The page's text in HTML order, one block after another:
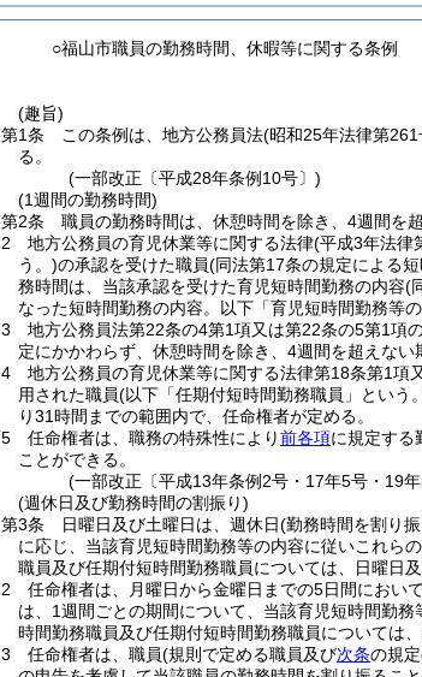
○福山市職員の勤務時間、休暇等に関する条例
(趣旨)
第1条
この条例は、地方公務員法(昭和25年法律第261
る。
(一部改正〔平成28年条例10号〕)
(1週間の勤務時間)
第2条
職員の勤務時間は、休憩時間を除き、4週間を
2
地方公務員の育児休業等に関する法律(平成3年法律
う。)の承認を受けた職員(同法第17条の規定による
務時間は、当該承認を受けた育児短時間勤務の内容(
なった短時間勤務の内容。以下「育児短時間勤務等
3
地方公務員法第22条の4第1項又は第22条の5第1項
定にかかわらず、休憩時間を除き、4週間を超えな
4
地方公務員の育児休業等に関する法律第18条第1項
用された職員(以下「任期付短時間勤務職員」という
り31時間までの範囲内で、任命権者が定める。
5
任命権者は、職務の特殊性により前各項に規定する
ことができる。
(一部改正〔平成13年条例2号・17年5号・19
(週休日及び勤務時間の割振り)
第3条
日曜日及び土曜日は、週休日(勤務時間を割り
に応じ、当該育児短時間勤務等の内容に従いこれら
職員及び任期付短時間勤務職員については、日曜日
2
任命権者は、月曜日から金曜日までの5日間におい
は、1週間ごとの期間について、当該育児短時間勤
時間勤務職員及び任期付短時間勤務職員については
3
任命権者は、職員(規則で定める職員及び次条の規